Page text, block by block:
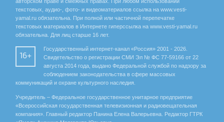
текстовых, аудио-, фото- и видеоматериалов ссылка на www.vesti-
yamal.ru обязательна. При полной или частичной перепечатке
текстовых материалов в Интернете гиперссылка на www.vesti-yamal.ru
обязательна. Для лиц старше 16 лет.
16+
Государственный интернет-канал «Россия» 2001 - 2026.
Свидетельство о регистрации СМИ Эл № ФС 77-59166 от 22
августа 2014 года, выдано Федеральной службой по надзору за
соблюдением законодательства в сфере массовых
коммуникаций и охране культурного наследия.
Учредитель – Федеральное государственное унитарное предприятие
«Всероссийская государственная телевизионная и радиовещательная
компания». Главный редактор Панина Елена Валерьевна. Редактор ГТРК